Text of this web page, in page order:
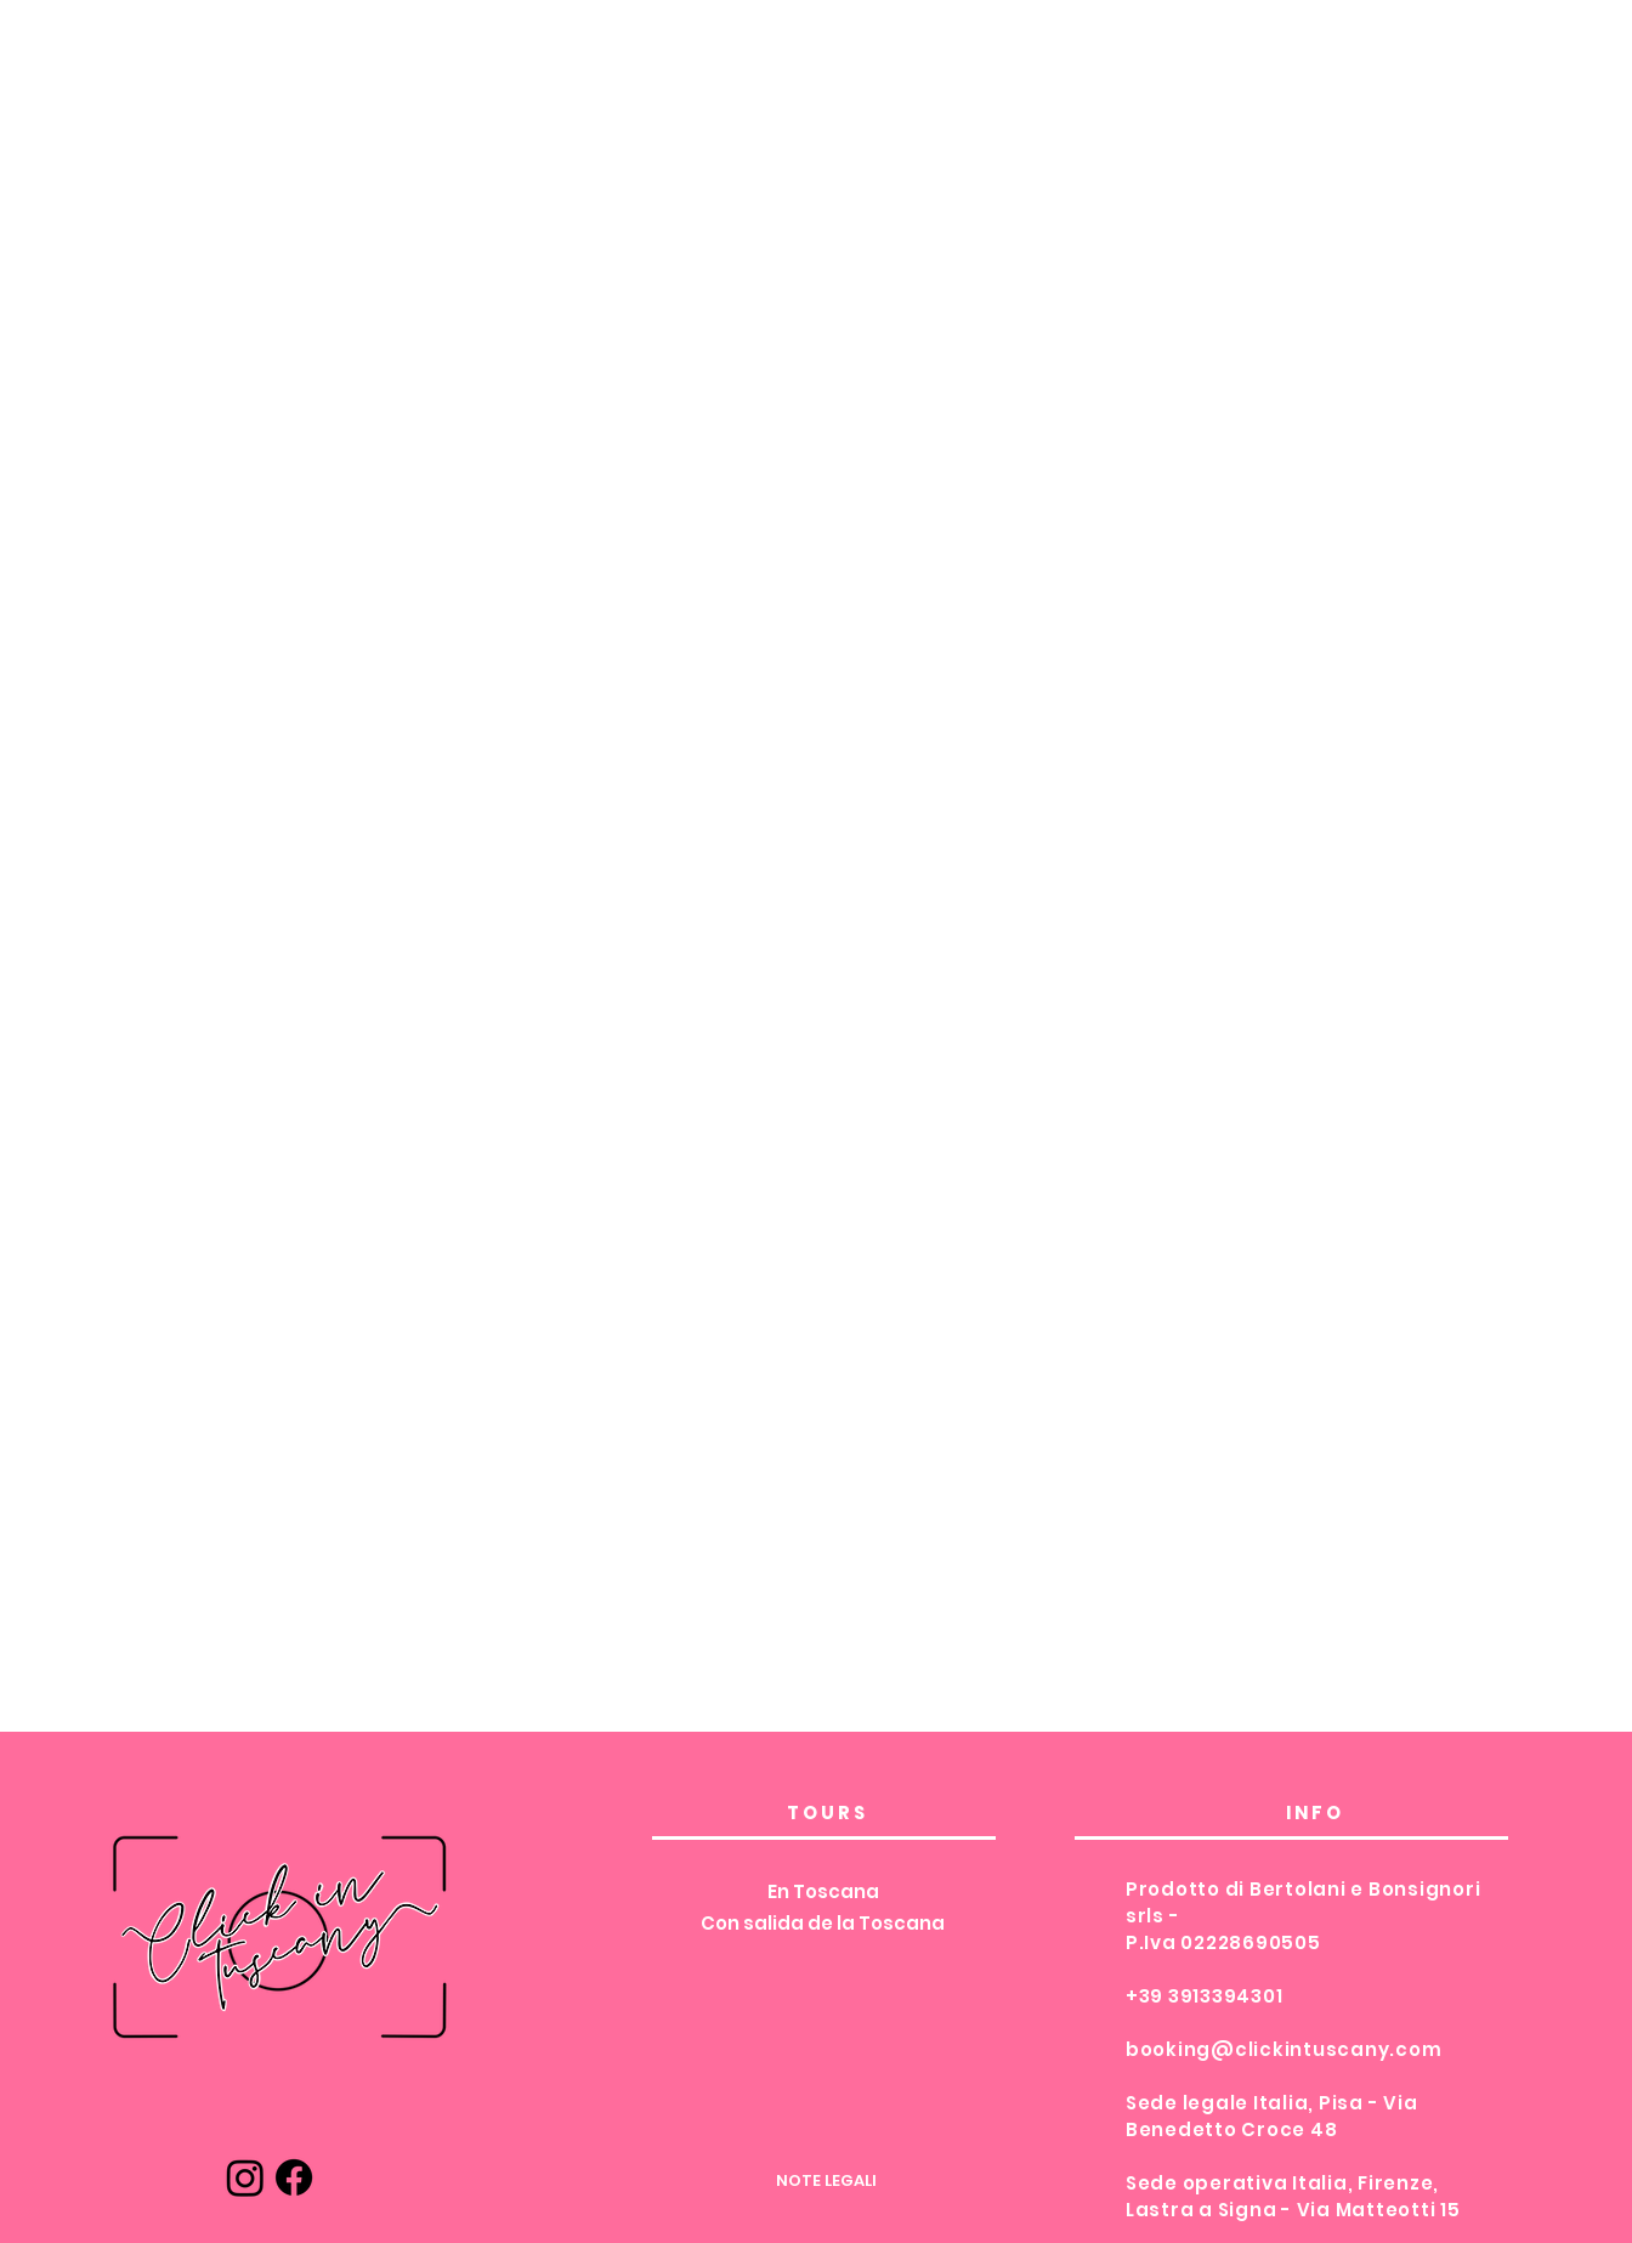
TOURS
En Toscana
Con salida de la Toscana
NOTE LEGALI
INFO
Prodotto di Bertolani e Bonsignori
srls -
P.Iva 02228690505
+39 3913394301
booking@clickintuscany.com
Sede legale Italia, Pisa - Via
Benedetto Croce 48
Sede operativa Italia, Firenze,
Lastra a Signa - Via Matteotti 15